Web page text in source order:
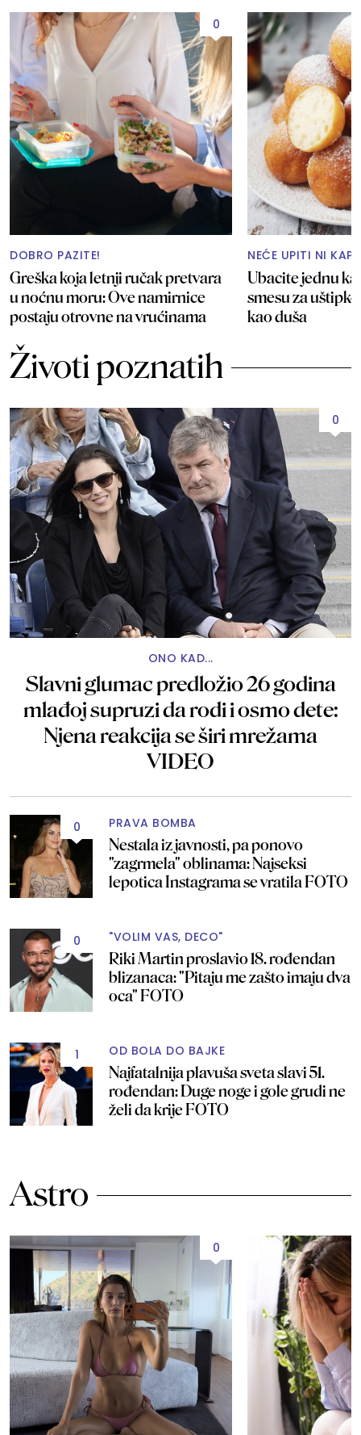
0
DOBRO PAZITE!
Greška koja letnji ručak pretvara
u noćnu moru: Ove namirnice
postaju otrovne na vrućinama
NEĆE UPITI NI KAP
Ubacite jednu
smesu za
kao duša
Životi poznatih
0
ONO KAD...
Slavni glumac predložio 26 godina
mlađoj supruzi da rodi i osmo dete:
Njena reakcija se širi mrežama
VIDEO
0 PRAVA BOMBA
Nestala iz javnosti, pa ponovo
"zagrmela" oblinama: Najseksi
lepotica Instagrama se vratila FOTO
0 "VOLIM VAS, DECO"
Riki Martin proslavio 18. rođendan
blizanaca: "Pitaju me zašto imaju dva
oca" FOTO
1 OD BOLA DO BAJKE
Najfatalnija plavuša sveta slavi 51.
rođendan: Duge noge i gole grudi ne
želi da krije FOTO
Astro
0